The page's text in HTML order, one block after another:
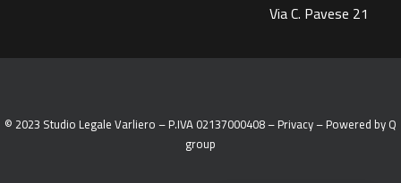
Via C. Pavese 21
© 2023 Studio Legale Varliero – P.IVA 02137000408 –Privacy– Powered byQ
group